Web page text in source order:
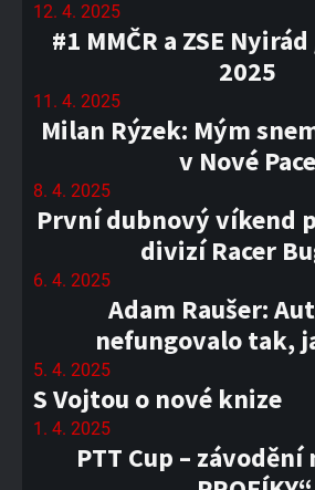
12. 4. 2025
#1 MMČR a ZSE
2025
11. 4. 2025
Milan Rýzek: Mým
v Nové Pace
8. 4. 2025
První dubnový víkend
divizí Racer
6. 4. 2025
Adam Raušer:
nefungovalo tak,
5. 4. 2025
S Vojtou o nové knize
1. 4. 2025
PTT Cup –